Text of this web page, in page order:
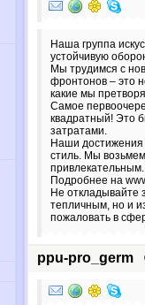
Наша группа
устойчивую
Мы трудимся с
фронтонов – это
какие мы
Самое
квадратный! Это
затратами.
Наши достижения
стиль. Мы
привлекательным.
Подробнее на
Не откладывайте
тепличным, но и
пожаловать в
ppu-pro_germ